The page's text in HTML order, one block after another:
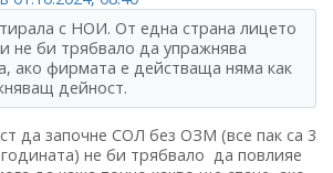
с НОИ. От една страна лицето
не би трябвало да упражнява
ако фирмата е действаща няма как
дейност.
да започне СОЛ без ОЗМ (все пак са 3
не би трябвало да повлияе